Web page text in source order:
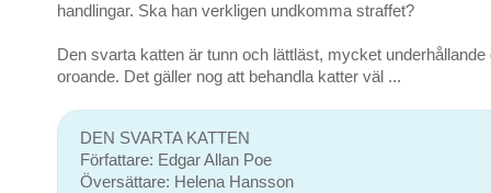
handlingar. Ska han verkligen undkomma straffet?
Den svarta katten är tunn och lättläst, mycket underhållande
oroande. Det gäller nog att behandla katter väl ...
DEN SVARTA KATTEN
Författare: Edgar Allan Poe
Översättare: Helena Hansson